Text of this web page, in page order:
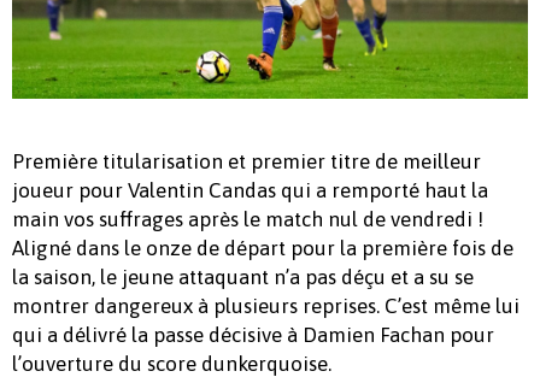
Première titularisation et premier titre de meilleur
joueur pour Valentin Candas qui a remporté haut la
main vos suffrages après le match nul de vendredi !
Aligné dans le onze de départ pour la première fois de
la saison, le jeune attaquant n’a pas déçu et a su se
montrer dangereux à plusieurs reprises. C’est même lui
qui a délivré la passe décisive à Damien Fachan pour
l’ouverture du score dunkerquoise.